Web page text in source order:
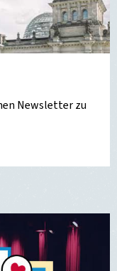
Newsletter zu